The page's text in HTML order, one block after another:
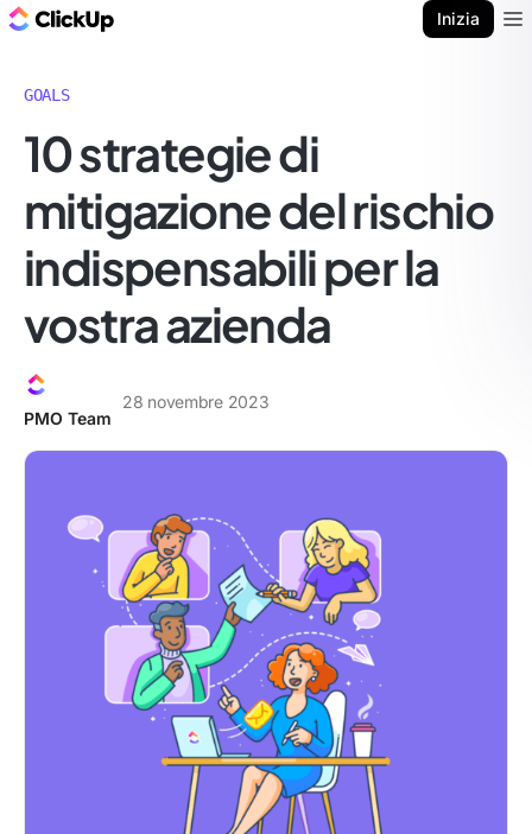
Inizia
GOALS
10 strategie di
mitigazione del rischio
indispensabili per la
vostra azienda
PMO Team
28 novembre 2023